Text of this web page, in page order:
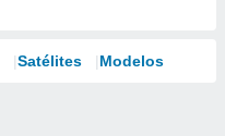
Satélites Modelos